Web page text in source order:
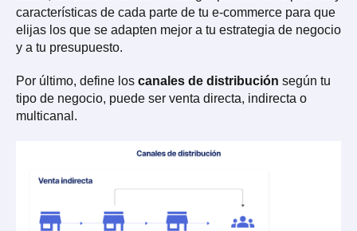
características de cada parte de tu e-commerce para que
elijas los que se adapten mejor a tu estrategia de negocio
y a tu presupuesto.
Por último, define los canales de distribución según tu
tipo de negocio, puede ser venta directa, indirecta o
multicanal.